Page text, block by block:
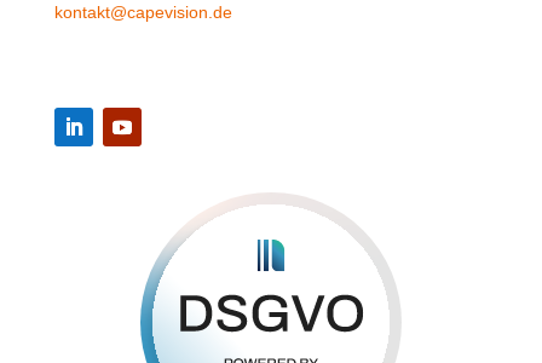
kontakt@capevision.de